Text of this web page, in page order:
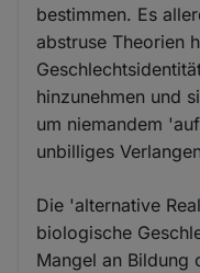
bestimmen. Es
abstruse Theorien
hinzunehmen und
um niemandem
unbilliges
Die 'alternative
biologische
Mangel an Bildung